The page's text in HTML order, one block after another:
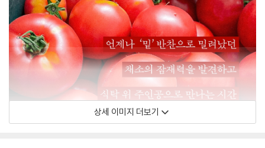
상세 이미지 더보기